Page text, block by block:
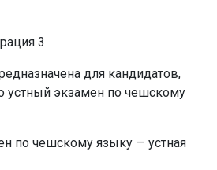
3
для кандидатов,
устный экзамен по чешскому
по чешскому языку — устная